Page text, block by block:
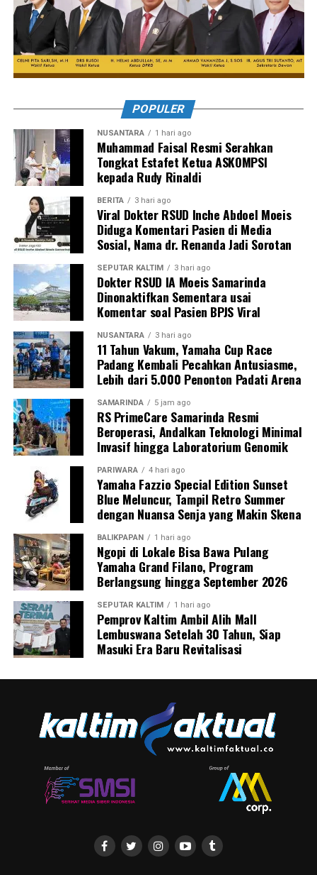
POPULER
NUSANTARA 1 hari ago
Muhammad Faisal Resmi Serahkan
Tongkat Estafet Ketua ASKOMPSI
kepada Rudy Rinaldi
BERITA 3 hari ago
Viral Dokter RSUD Inche Abdoel Moeis
Diduga Komentari Pasien di Media
Sosial, Nama dr. Renanda Jadi Sorotan
SEPUTAR KALTIM 3 hari ago
Dokter RSUD IA Moeis Samarinda
Dinonaktifkan Sementara usai
Komentar soal Pasien BPJS Viral
NUSANTARA 3 hari ago
11 Tahun Vakum, Yamaha Cup Race
Padang Kembali Pecahkan Antusiasme,
Lebih dari 5.000 Penonton Padati Arena
SAMARINDA 5 jam ago
RS PrimeCare Samarinda Resmi
Beroperasi, Andalkan Teknologi Minimal
Invasif hingga Laboratorium Genomik
PARIWARA 4 hari ago
Yamaha Fazzio Special Edition Sunset
Blue Meluncur, Tampil Retro Summer
dengan Nuansa Senja yang Makin Skena
BALIKPAPAN 1 hari ago
Ngopi di Lokale Bisa Bawa Pulang
Yamaha Grand Filano, Program
Berlangsung hingga September 2026
SEPUTAR KALTIM 1 hari ago
Pemprov Kaltim Ambil Alih Mall
Lembuswana Setelah 30 Tahun, Siap
Masuki Era Baru Revitalisasi